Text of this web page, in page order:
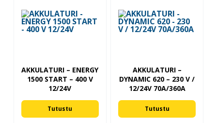
AKKULATURI – ENERGY
1500 START – 400 V
12/24V
Tutustu
AKKULATURI –
DYNAMIC 620 – 230 V /
12/24V 70A/360A
Tutustu